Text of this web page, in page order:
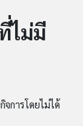
ไม่มี
การโดยไม่ได้